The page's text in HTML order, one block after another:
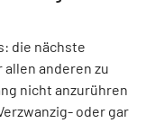
die nächste
allen anderen zu
nicht anzurühren
oder gar